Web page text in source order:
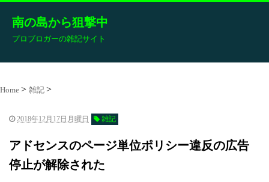
南の島から狙撃中
プロブロガーの雑記サイト
Home 雑記
2018年12月17日月曜日 雑記
アドセンスのページ単位ポリシー違反の広告
停止が解除された